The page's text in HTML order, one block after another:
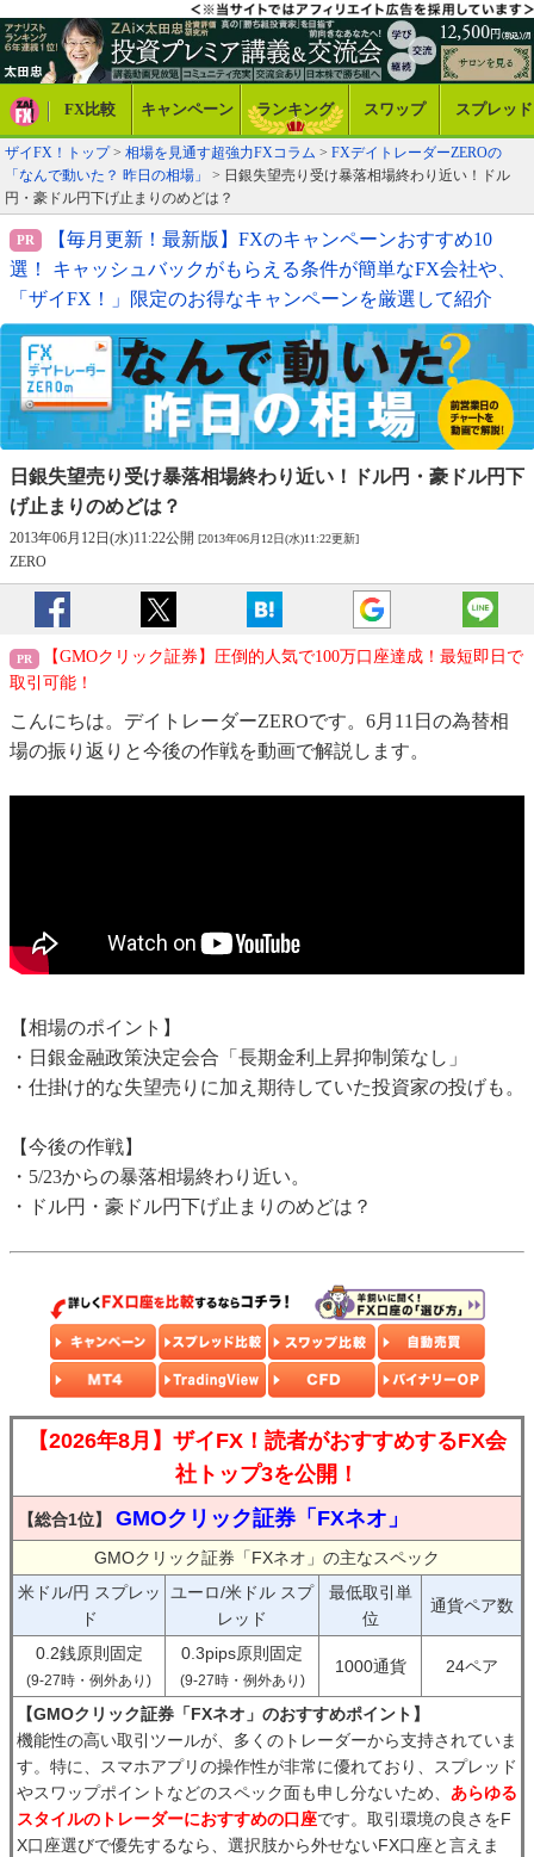
FX比較 キャンペーン ランキング スワップ スプレッド
ザイFX！トップ> 相場を見通す超強力FXコラム > FXデイトレーダーZEROの
「なんで動いた？ 昨日の相場」
> 日銀失望売り受け暴落相場終わり近い！ドル
円・豪ドル円下げ止まりのめどは？
【毎月更新！最新版】FXのキャンペーンおすすめ10
選！ キャッシュバックがもらえる条件が簡単なFX会社や、
「ザイFX！」限定のお得なキャンペーンを厳選して紹介
日銀失望売り受け暴落相場終わり近い！
ドル円・豪ドル円下
げ止まりのめどは？
2013年06月12日(水)11:22公開 [2013年06月12日(水)11:22更新]
ZERO
【GMOクリック証券】圧倒的人気で100万口座達成！最短即日で
取引可能！
こんにちは。デイトレーダーZEROです。6月11日の為替相
場の振り返りと今後の作戦を動画で解説します。
【相場のポイント】
・日銀金融政策決定会合「長期金利上昇抑制策なし」
・仕掛け的な失望売りに加え期待していた投資家の投げも。
【今後の作戦】
・5/23からの暴落相場終わり近い。
・ドル円・豪ドル円下げ止まりのめどは？
【2026年8月】ザイFX！読者がおすすめするFX会
社トップ3を公開！
【総合1位】 GMOクリック証券「FXネオ」
GMOクリック証券「FXネオ」の主なスペック
米ドル/円 スプレッ
ド
ユーロ/米ドル スプ
レッド
最低取引単
位
通貨ペア数
0.2銭原則固定
(9-27時・例外あり)
0.3pips原則固定
(9-27時・例外あり)
1000通貨 24ペア
【GMOクリック証券「FXネオ」のおすすめポイント】
機能性の高い取引ツールが、多くのトレーダーから支持されていま
す。特に、スマホアプリの操作性が非常に優れており、スプレッド
やスワップポイントなどのスペック面も申し分ないため、 あらゆる
スタイルのトレーダーにおすすめの口座です。取引環境の良さをF
X口座選びで優先するなら、選択肢から外せないFX口座と言えま